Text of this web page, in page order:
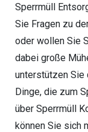
Sperrmüll
Sie Fragen zu
oder wollen Sie
dabei große
unterstützen Sie
Dinge, die zum
über Sperrmüll
können Sie sich